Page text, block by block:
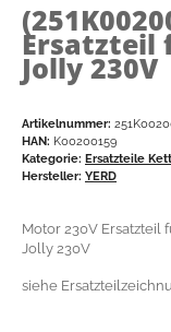
Ersatzteil
Jolly 230V
Artikelnummer:
HAN: K00200159
Kategorie: Ersatzteile
Hersteller: YERD
Motor 230V Ersatzteil
Jolly 230V
siehe